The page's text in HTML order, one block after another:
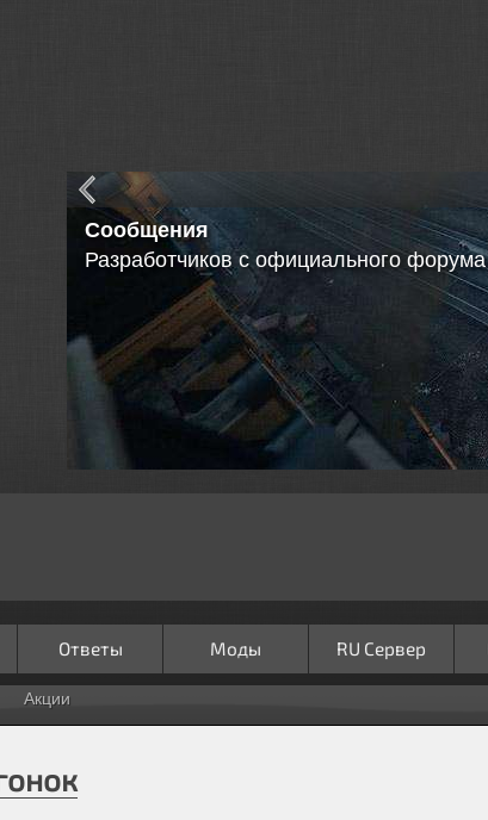
API Серверной статистики
- Постоянный доступ к данным
- Еженедельное обновление
- Простота использования
Ответы Моды RU Сервер
Акции